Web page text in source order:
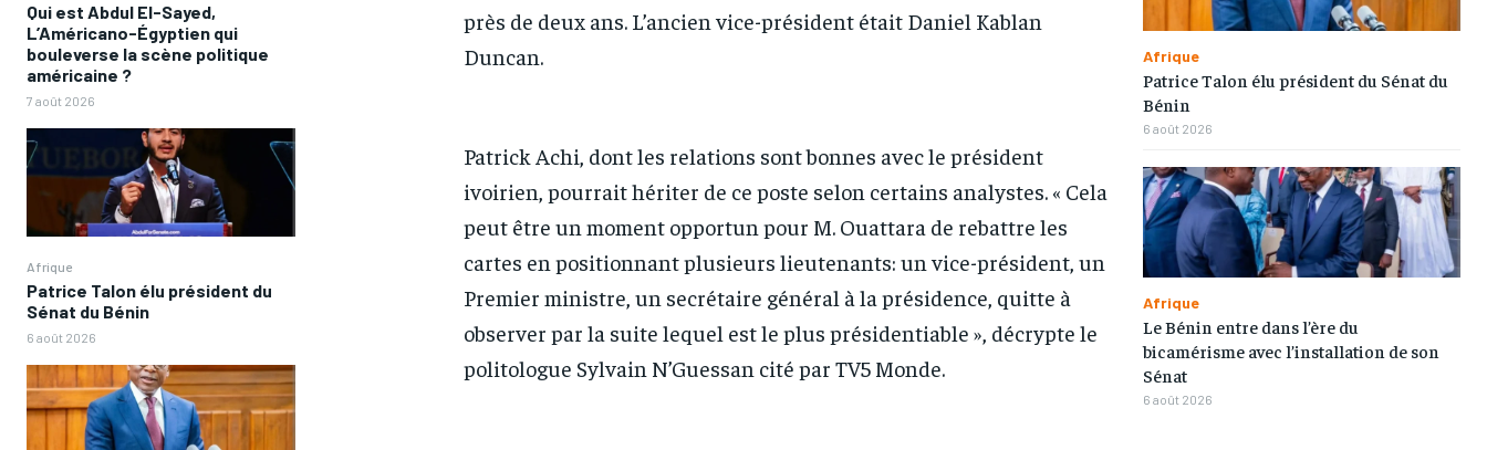
LOMEBOUGEINFO
NOUVELLE D’AFRIQUE
LEDEFENSEURINFO
ACTU LOMÉ
LOMEBOUGEINFO
NOUVELLE D’AFRIQUE
LEDEFENSEURINFO
ACTU LOMÉ
LOMEBOUGEINFO
NOUVELLE D’AFRIQUE
LEDEFENSEURINFO
ACTU LOMÉ
LOMEBOUGEINFO
NOUVELLE D’AFRIQUE
LEDEFENSEURINFO
ACTU LOMÉ
Qui est Abdul El-Sayed,
L’Américano-Égyptien qui
bouleverse la scène politique
américaine ?
7 août 2026
Afrique
Patrice Talon élu président du
Sénat du Bénin
6 août 2026
près de deux ans. L’ancien vice-président était Daniel Kablan
Duncan.
Patrick Achi, dont les relations sont bonnes avec le président
ivoirien, pourrait hériter de ce poste selon certains analystes. « Cela
peut être un moment opportun pour M. Ouattara de rebattre les
cartes en positionnant plusieurs lieutenants: un vice-président, un
Premier ministre, un secrétaire général à la présidence, quitte à
observer par la suite lequel est le plus présidentiable », décrypte le
politologue Sylvain N’Guessan cité par TV5 Monde.
Afrique
Patrice Talon élu président du Sénat du
Bénin
6 août 2026
Afrique
Le Bénin entre dans l’ère du
bicamérisme avec l’installation de son
Sénat
6 août 2026